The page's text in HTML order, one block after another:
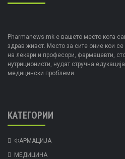
Pharmanews.mk е вашето место кога
здрав живот. Место за сите оние кои се
на лекари и професори, фармацевти,
нутриционисти, нудат стручна
медицински проблеми.
КАТЕГОРИИ
ФАРМАЦИЈА
МЕДИЦИНА